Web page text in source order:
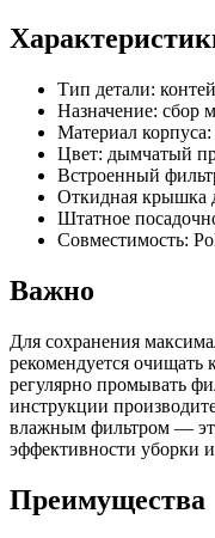
Тип детали:
Назначение: сбор
Материал
Цвет: дымчатый
Встроенный
Откидная крышка
Штатное
Совместимость:
Важно
Для сохранения
рекомендуется очищать
регулярно промывать
инструкции
влажным фильтром —
эффективности уборки
Преимущества